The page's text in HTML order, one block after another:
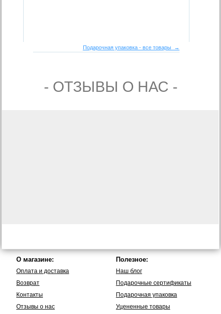
Подарочная упаковка - все товары →
- ОТЗЫВЫ О НАС -
О магазине:
Оплата и доставка
Возврат
Контакты
Отзывы о нас
Полезное:
Наш блог
Подарочные сертификаты
Подарочная упаковка
Уцененные товары